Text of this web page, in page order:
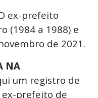
ex-prefeito
(1984 a 1988) e
de 2021.
NA
um registro de
prefeito de